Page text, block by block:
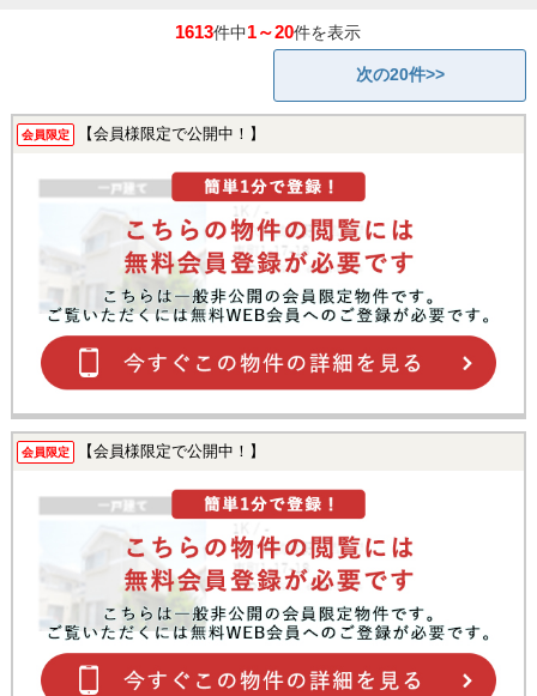
1613件中1～20件を表示
次の20件>>
会員限定 【会員様限定で公開中！】
会員限定 【会員様限定で公開中！】